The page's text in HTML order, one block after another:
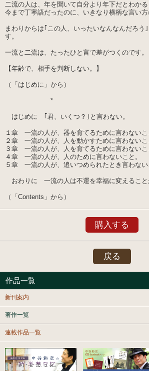
二流の人は、年を聞いて自分より年下だとわかる
今まで丁寧語だったのに、いきなり横柄な言い方
まわりからは｢この人、いったいなんなんだろう
す。
一流と二流は、たったひと言で差がつくのです。
【年齢で、相手を判断しない。】
（「はじめに」から）
*
はじめに ｢君、いくつ？｣と言わない。
１章 一流の人が、器を育てるために言わないこ
２章 一流の人が、人を動かすために言わないこ
３章 一流の人が、人を育てるために言わないこ
４章 一流の人が、人のために言わないこと。
５章 一流の人が、追いつめられたとき言わない
おわりに 一流の人は不運を幸福に変えること
（「Contents」から）
購入する
戻る
作品一覧
新刊案内
著作一覧
連載作品一覧